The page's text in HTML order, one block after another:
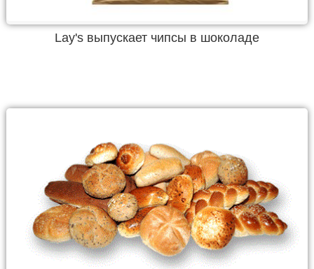
Lay's выпускает чипсы в шоколаде